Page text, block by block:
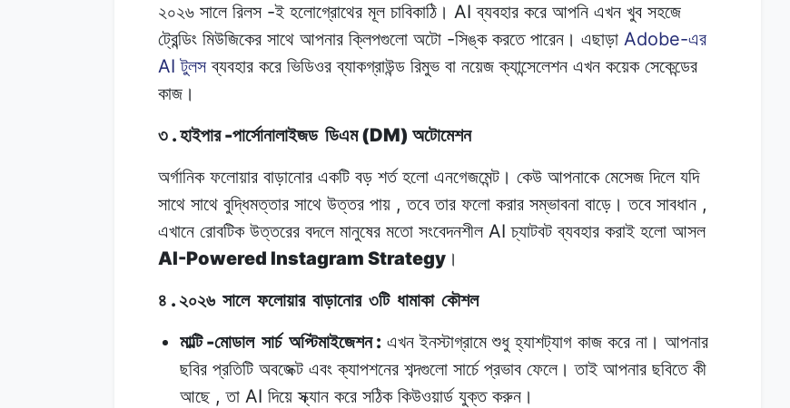
২০২৬ সালে রিলস-ই হলোগ্রোথের মূল চাবিকাঠি। AIব্যবহার করে আপনি এখন খুব সহজে
ট্রেন্ডিং মিউজিকের সাথে আপনার ক্লিপগুলো অটো -সিঙ্ক করতে পারেন। এছাড়া Adobe-এর
AIটুলস ব্যবহার করে ভিডিওর ব্যাকগ্রাউন্ড রিমুভ বা নয়েজ ক্যান্সেলেশন এখন কয়েক সেকেন্ডের
কাজ।
৩ .হাইপার-পার্সোনালাইজড ডিএম(DM) অটোমেশন
অর্গানিক ফলোয়ার বাড়ানোর একটি বড় শর্ত হলো এনগেজমেন্ট। কেউ আপনাকে মেসেজ দিলে যদি
সাথে সাথে বুদ্ধিমত্তার সাথে উত্তর পায় ,তবে তার ফলো করার সম্ভাবনা বাড়ে। তবে সাবধান ,
এখানে রোবটিক উত্তরের বদলে মানুষের মতো সংবেদনশীলAIচ্যাটবট ব্যবহার করাই হলো আসল
AI-Powered Instagram Strategy ।
৪ . ২০২৬ সালে ফলোয়ার বাড়ানোর ৩টি ধামাকা কৌশল
মাল্টি-মোডাল সার্চ অপ্টিমাইজেশন: এখন ইনস্টাগ্রামে শুধু হ্যাশট্যাগ কাজ করে না। আপনার
ছবির প্রতিটি অবজেক্ট এবং ক্যাপশনের শব্দগুলো সার্চে প্রভাব ফেলে। তাই আপনার ছবিতে কী
আছে,তা AI দিয়ে স্ক্যান করে সঠিক কিউওয়ার্ড যুক্ত করুন।